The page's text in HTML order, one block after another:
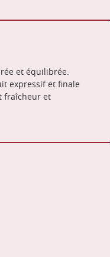
et équilibrée.
expressif et finale
fraîcheur et